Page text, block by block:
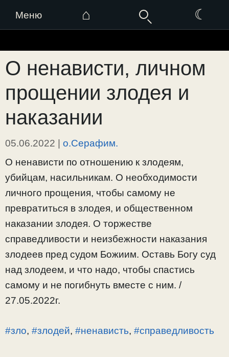
Меню ⌂ ☾
к
содержимому
О ненависти, личном
прощении злодея и
наказании
05.06.2022 | о.Серафим.
О ненависти по отношению к злодеям,
убийцам, насильникам. О необходимости
личного прощения, чтобы самому не
превратиться в злодея, и общественном
наказании злодея. О торжестве
справедливости и неизбежности наказания
злодеев пред судом Божиим. Оставь Богу суд
над злодеем, и что надо, чтобы спастись
самому и не погибнуть вместе с ним. /
27.05.2022г.
#зло, #злодей, #ненависть, #справедливость